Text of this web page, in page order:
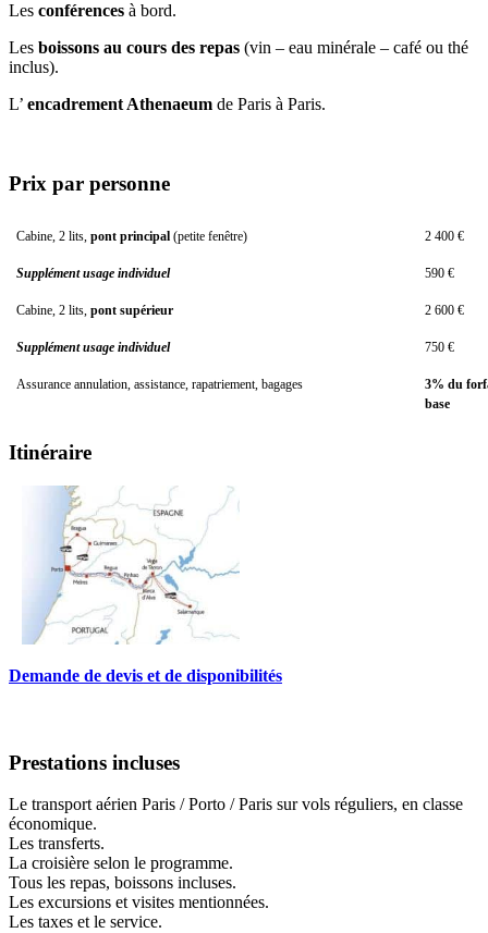
Les conférences à bord.
Les boissons au cours des repas (vin – eau minérale – café ou thé
inclus).
L’ encadrement Athenaeum de Paris à Paris.
Prix par personne
Cabine, 2 lits,pont principal (petite fenêtre) 2 400 €
Supplément usage individuel 590 €
Cabine, 2 lits,pont supérieur 2 600 €
Supplément usage individuel 750 €
Assurance annulation, assistance, rapatriement, bagages
3% du
base
Itinéraire
Demande de devis et de disponibilités
Prestations incluses
Le transport aérien Paris / Porto / Paris sur vols réguliers, en classe
économique.
Les transferts.
La croisière selon le programme.
Tous les repas, boissons incluses.
Les excursions et visites mentionnées.
Les taxes et le service.